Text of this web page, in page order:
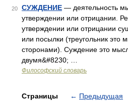
20 СУЖДЕНИЕ — деятельность
утверждении или отрицании.
утверждении или отрицании
или посылки (треугольник это
сторонами). Суждение это
двумя&#8230; …
Философский словарь
Страницы ← Предыдущая